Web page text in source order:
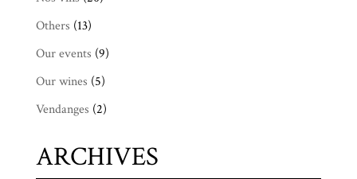
Others (13)
Our events (9)
Our wines (5)
Vendanges (2)
ARCHIVES